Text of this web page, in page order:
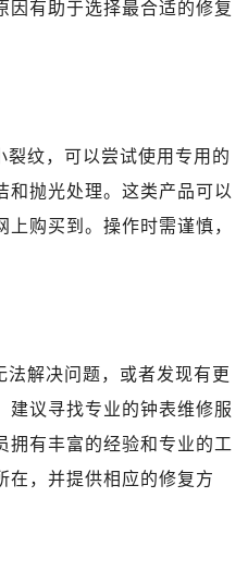
因有助于选择最合适的修复
裂纹，可以尝试使用专用的
和抛光处理。这类产品可以
购买到。操作时需谨慎，
解决问题，或者发现有更
建议寻找专业的钟表维修服
拥有丰富的经验和专业的工
在，并提供相应的修复方